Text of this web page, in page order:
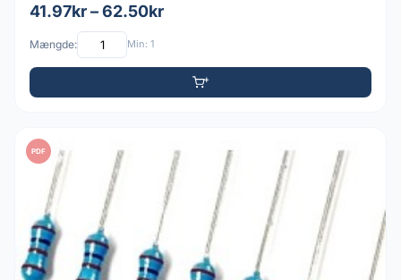
41.97kr – 62.50kr
Mængde: Min: 1
PDF